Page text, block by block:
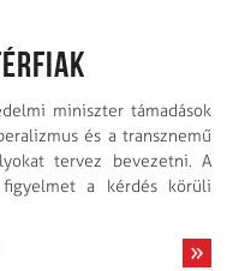
miniszter támadások
és a transznemű
tervez bevezetni. A
a kérdés körüli